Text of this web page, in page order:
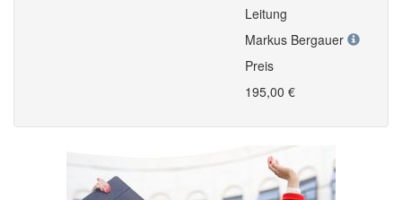
Leitung
Markus Bergauer
Preis
195,00 €